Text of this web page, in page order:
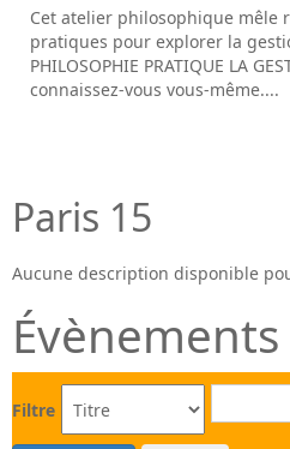
Cet atelier philosophique mêle
pratiques pour explorer la
PHILOSOPHIE PRATIQUE LA
connaissez-vous vous-même....
Paris 15
Aucune description disponible
Évènements
Filtre